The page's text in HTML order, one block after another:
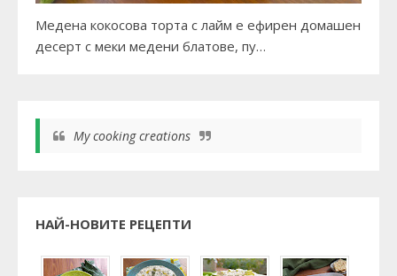
Медена кокосова торта с лайм е ефирен домашен
десерт с меки медени блатове, пу…
My cooking creations
НАЙ-НОВИТЕ РЕЦЕПТИ